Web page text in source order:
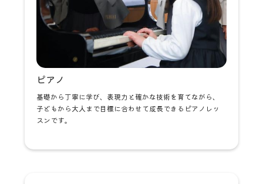
ピアノ
基礎から丁寧に学び、表現力と確かな技術を育てながら、
子どもから大人まで目標に合わせて成長できるピアノレッ
スンです。